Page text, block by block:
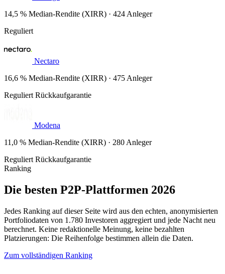
14,5 % Median-Rendite (XIRR) · 424 Anleger
Reguliert
Nectaro
16,6 % Median-Rendite (XIRR) · 475 Anleger
Reguliert Rückkaufgarantie
Modena
11,0 % Median-Rendite (XIRR) · 280 Anleger
Reguliert Rückkaufgarantie
Ranking
Die besten P2P-Plattformen 2026
Jedes Ranking auf dieser Seite wird aus den echten, anonymisierten
Portfoliodaten von 1.780 Investoren aggregiert und jede Nacht neu
berechnet. Keine redaktionelle Meinung, keine bezahlten
Platzierungen: Die Reihenfolge bestimmen allein die Daten.
Zum vollständigen Ranking